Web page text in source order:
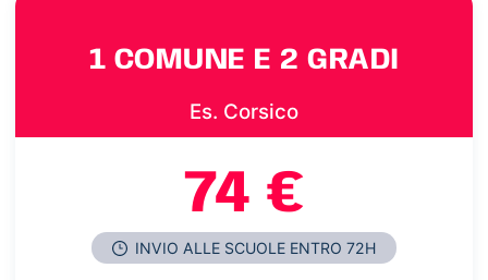
1 COMUNE E 2 GRADI
Es. Corsico
74 €
INVIO ALLE SCUOLE ENTRO 72H